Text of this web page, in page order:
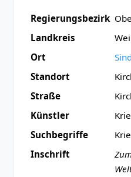
Regierungsbezirk
Landkreis
Ort
Standort
Straße
Künstler
Suchbegriffe
Inschrift